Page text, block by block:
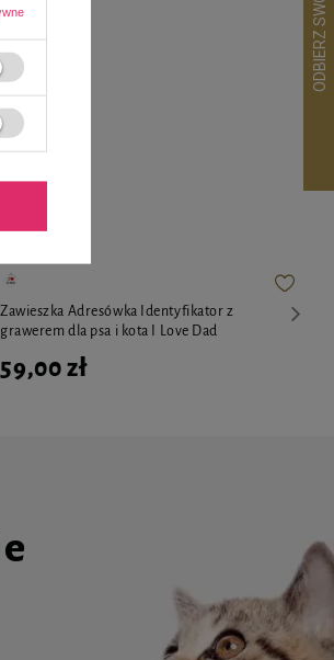
68,90 zł
Zawieszka Adresówka Identyfikator z
grawerem dla psa i kota I Love Dad
59,00 zł